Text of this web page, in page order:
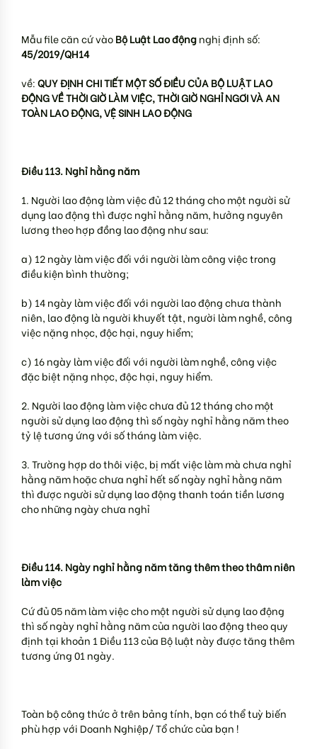
Mẫu file căn cứ vàoBộ Luật Lao độngnghị định số:
45/2019/QH14
về:QUY ĐỊNH CHI TIẾT MỘT SỐ ĐIỀU CỦA BỘ LUẬT LAO
ĐỘNG VỀ THỜI GIỜ LÀM VIỆC, THỜI GIỜ NGHỈ NGƠI VÀ AN
TOÀN LAO ĐỘNG, VỆ SINH LAO ĐỘNG
Điều 113. Nghỉ hằng năm
1. Người lao động làm việc đủ 12 tháng cho một người sử
dụng lao động thì được nghỉ hằng năm, hưởng nguyên
lương theo hợp đồng lao động như sau:
a) 12 ngày làm việc đối với người làm công việc trong
điều kiện bình thường;
b) 14 ngày làm việc đối với người lao động chưa thành
niên, lao động là người khuyết tật, người làm nghề, công
việc nặng nhọc, độc hại, nguy hiểm;
c) 16 ngày làm việc đối với người làm nghề, công việc
đặc biệt nặng nhọc, độc hại, nguy hiểm.
2. Người lao động làm việc chưa đủ 12 tháng cho một
người sử dụng lao động thì số ngày nghỉ hằng năm theo
tỷ lệ tương ứng với số tháng làm việc.
3. Trường hợp do thôi việc, bị mất việc làm mà chưa nghỉ
hằng năm hoặc chưa nghỉ hết số ngày nghỉ hằng năm
thì được người sử dụng lao động thanh toán tiền lương
cho những ngày chưa nghỉ
Điều 114. Ngày nghỉ hằng năm tăng thêm theo thâm niên
làm việc
Cứ đủ 05 năm làm việc cho một người sử dụng lao động
thì số ngày nghỉ hằng năm của người lao động theo quy
định tại khoản 1 Điều 113 của Bộ luật này được tăng thêm
tương ứng 01 ngày.
Toàn bộ công thức ở trên bảng tính, bạn có thể tuỳ biến
phù hợp với Doanh Nghiệp/ Tổ chức của bạn !